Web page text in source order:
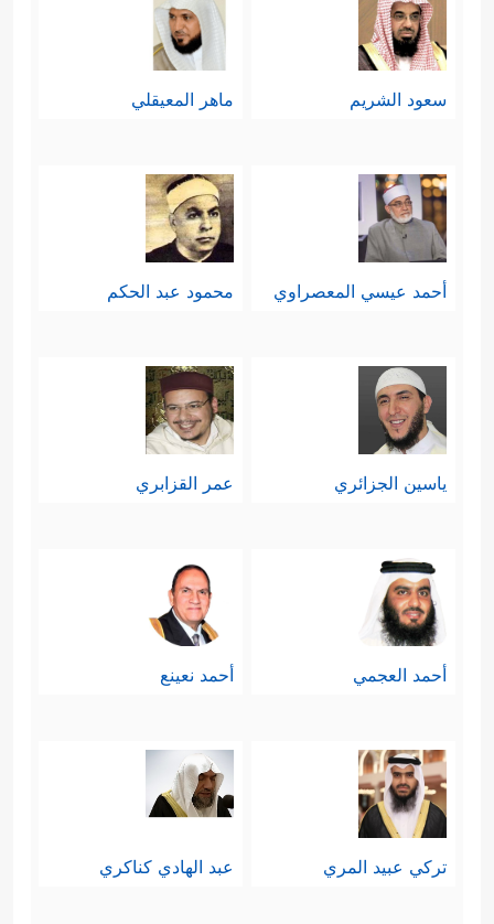
سعود الشريم ماهر المعيقلي
أحمد عيسي المعصراوي محمود عبد الحكم
ياسين الجزائري عمر القزابري
أحمد العجمي أحمد نعينع
تركي عبيد المري عبد الهادي كناكري